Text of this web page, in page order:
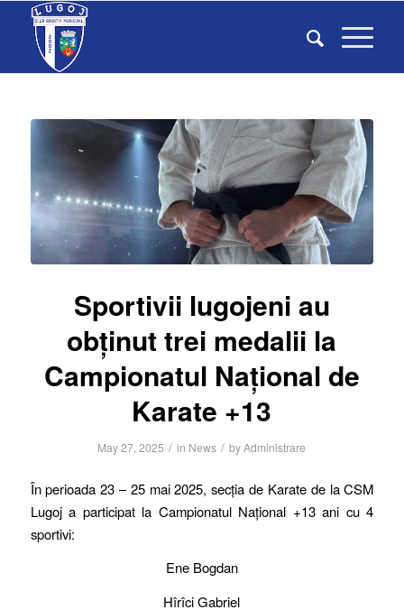
Sportivii lugojeni au
obținut trei medalii la
Campionatul Național de
Karate +13
May 27, 2025 / in News / byAdministrare
În perioada 23 – 25 mai 2025, secția de Karate de la CSM
Lugoj a participat la Campionatul Național +13 ani cu 4
sportivi:
Ene Bogdan
Hîrîci Gabriel